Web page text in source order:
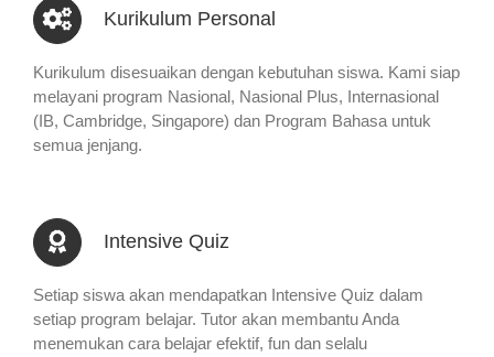
Kurikulum Personal
Kurikulum disesuaikan dengan kebutuhan siswa. Kami siap
melayani program Nasional, Nasional Plus, Internasional
(IB, Cambridge, Singapore) dan Program Bahasa untuk
semua jenjang.
Intensive Quiz
Setiap siswa akan mendapatkan Intensive Quiz dalam
setiap program belajar. Tutor akan membantu Anda
menemukan cara belajar efektif, fun dan selalu